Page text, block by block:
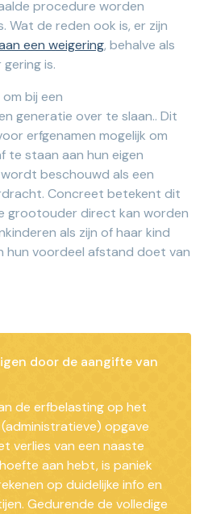
procedure worden
Wat de reden ook is, er zijn
een weigering, behalve als
is.
bij een
generatie over te slaan.. Dit
erfgenamen mogelijk om
te staan aan hun eigen
beschouwd als een
Concreet betekent dit
grootouder direct kan worden
als zijn of haar kind
hun voordeel afstand doet van
door de aangifte van
de erfbelasting op het
opgave
verlies van een naaste
aan hebt, is paniek
op duidelijke info en
Gedurende de volledige